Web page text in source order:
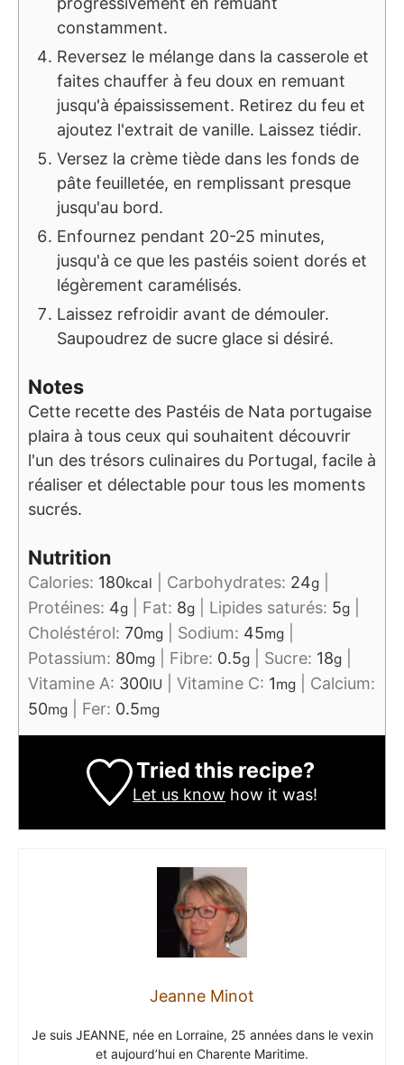
constamment.
Reversez le mélange dans la casserole et
faites chauffer à feu doux en remuant
jusqu'à épaississement. Retirez du feu et
ajoutez l'extrait de vanille. Laissez tiédir.
Versez la crème tiède dans les fonds de
pâte feuilletée, en remplissant presque
jusqu'au bord.
Enfournez pendant 20-25 minutes,
jusqu'à ce que les pastéis soient dorés et
légèrement caramélisés.
Laissez refroidir avant de démouler.
Saupoudrez de sucre glace si désiré.
Notes
Cette recette des Pastéis de Nata portugaise
plaira à tous ceux qui souhaitent découvrir
l'un des trésors culinaires du Portugal, facile à
réaliser et délectable pour tous les moments
sucrés.
Nutrition
Calories: 180kcal Carbohydrates: 24g
Protéines: 4g Fat: 8g Lipides saturés: 5g
Choléstérol: 70mg Sodium: 45mg
Potassium: 80mg Fibre: 0.5g Sucre: 18g
Vitamine A: 300IU Vitamine C: 1mg
Calcium:
50mg Fer: 0.5mg
Tried this recipe?
Let us know how it was!
Jeanne Minot
Je suis JEANNE, née en Lorraine, 25 années dans le vexin
et aujourd’hui en Charente Maritime.